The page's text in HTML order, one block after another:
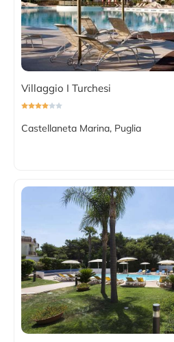
Villaggio I Turchesi
Castellaneta Marina, Puglia